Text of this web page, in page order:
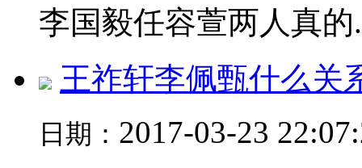
李国毅任容萱两人真的
王祚轩李佩甄什么关
日期： 2017-03-23